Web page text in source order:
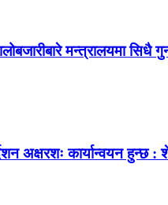
मन्त्रालयमा सिधै
अक्षरशः कार्यान्वयन हुन्छ :